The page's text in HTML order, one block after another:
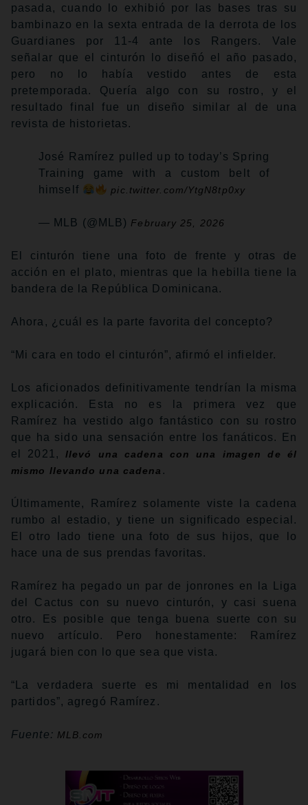
pasada, cuando lo exhibió por las bases tras su
bambinazo en la sexta entrada de la derrota de los
Guardianes por 11-4 ante los Rangers. Vale
señalar que el cinturón lo diseñó el año pasado,
pero no lo había vestido antes de esta
pretemporada. Quería algo con su rostro, y el
resultado final fue un diseño similar al de una
revista de historietas.
José Ramírez pulled up to today’s Spring
Training game with a custom belt of
himself
pic.twitter.com/YtgN8tp0xy
— MLB (@MLB) February 25, 2026
El cinturón tiene una foto de frente y otras de
acción en el plato, mientras que la hebilla tiene la
bandera de la República Dominicana.
Ahora, ¿cuál es la parte favorita del concepto?
“Mi cara en todo el cinturón”, afirmó el infielder.
Los aficionados definitivamente tendrían la misma
explicación. Esta no es la primera vez que
Ramírez ha vestido algo fantástico con su rostro
que ha sido una sensación entre los fanáticos. En
el 2021, llevó una cadena con una imagen de él
mismo llevando una cadena .
Últimamente, Ramírez solamente viste la cadena
rumbo al estadio, y tiene un significado especial.
El otro lado tiene una foto de sus hijos, que lo
hace una de sus prendas favoritas.
Ramírez ha pegado un par de jonrones en la Liga
del Cactus con su nuevo cinturón, y casi suena
otro. Es posible que tenga buena suerte con su
nuevo artículo. Pero honestamente: Ramírez
jugará bien con lo que sea que vista.
“La verdadera suerte es mi mentalidad en los
partidos”, agregó Ramírez.
Fuente: MLB.com